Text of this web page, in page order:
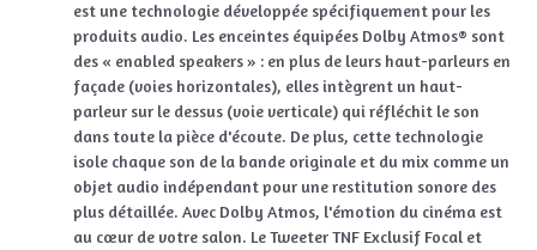
est une technologie développée spécifiquement pour les
produits audio. Les enceintes équipées Dolby Atmos® sont
des « enabled speakers » : en plus de leurs haut-parleurs en
façade (voies horizontales), elles intègrent un haut-
parleur sur le dessus (voie verticale) qui réfléchit le son
dans toute la pièce d'écoute. De plus, cette technologie
isole chaque son de la bande originale et du mix comme un
objet audio indépendant pour une restitution sonore des
plus détaillée. Avec Dolby Atmos, l'émotion du cinéma est
au cœur de votre salon. Le Tweeter TNF Exclusif Focal et